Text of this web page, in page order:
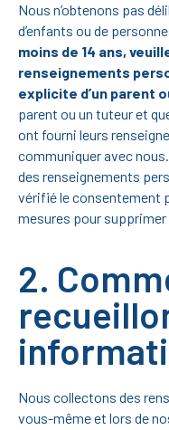
Nous n’obtenons pas
d’enfants ou de
moins de 14 ans,
renseignements
explicite d’un parent
parent ou un tuteur et
ont fourni leurs
communiquer avec
des renseignements
vérifié le consentement
mesures pour
2.
Nous collectons des
vous-même et lors de